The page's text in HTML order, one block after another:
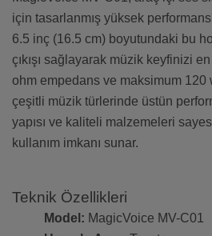
için tasarlanmış yüksek
6.5 inç (16.5 cm) boyutundaki bu
çıkışı sağlayarak müzik keyfinizi
ohm empedans ve maksimum 120
çeşitli müzik türlerinde üstün
yapısı ve kaliteli malzemeleri
kullanım imkanı sunar.
Teknik Özellikleri
Model: MagicVoice MV-C01